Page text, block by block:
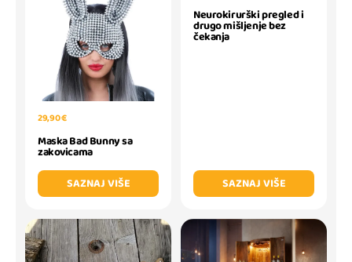
29,90 €
Maska Bad Bunny sa
zakovicama
SAZNAJ VIŠE
Neurokirurški pregled i
drugo mišljenje bez
čekanja
SAZNAJ VIŠE